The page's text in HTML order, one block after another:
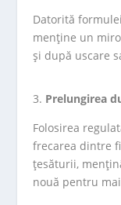
Datorită
menține un
și după uscare
Prelungirea
Folosirea
frecarea dintre
țesăturii,
nouă pentru